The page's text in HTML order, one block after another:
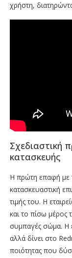
χρήστη,
Σχεδιαστική
κατασκευής
Η πρώτη επαφή με
κατασκευαστική
τιμής του. Η
και το πίσω μέρος
συμπαγές σώμα. Η
αλλά δίνει στο
ποιότητας που